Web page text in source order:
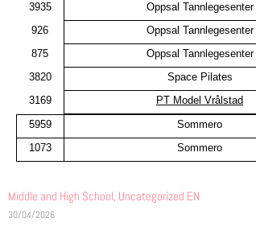
3935
Oppsal Tannlegesenter
926
Oppsal Tannlegesenter
875
Oppsal Tannlegesenter
3820
Space Pilates
3169
PT Model Vrålstad
5959
Sommero
1073
Sommero
Middle and High School, Uncategorized EN
30/04/2026